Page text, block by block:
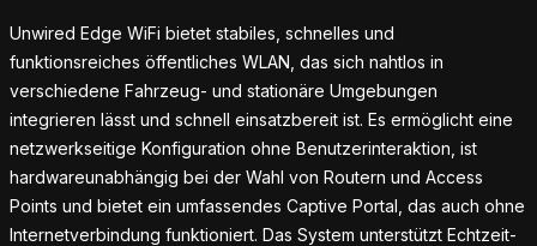
Unwired Edge WiFi bietet stabiles, schnelles und
funktionsreiches öffentliches WLAN, das sich nahtlos in
verschiedene Fahrzeug- und stationäre Umgebungen
integrieren lässt und schnell einsatzbereit ist. Es ermöglicht eine
netzwerkseitige Konfiguration ohne Benutzerinteraktion, ist
hardwareunabhängig bei der Wahl von Routern und Access
Points und bietet ein umfassendes Captive Portal, das auch ohne
Internetverbindung funktioniert. Das System unterstützt Echtzeit-